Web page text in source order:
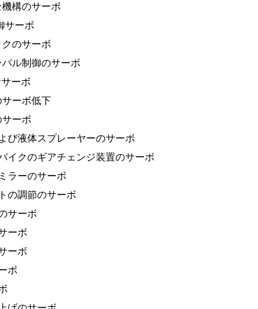
構のサーボ
サーボ
のサーボ
ル制御のサーボ
ーボ
ーボ低下
ーボ
び液体スプレーヤーのサーボ
イクのギアチェンジ装置のサーボ
ラーのサーボ
の調節のサーボ
サーボ
ーボ
ーボ
ボ